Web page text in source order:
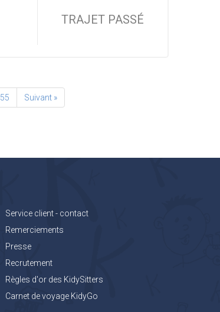
TRAJET PASSÉ
55 Suivant »
Service client - contact
Remerciements
Presse
Recrutement
Règles d'or des KidySitters
Carnet de voyage KidyGo